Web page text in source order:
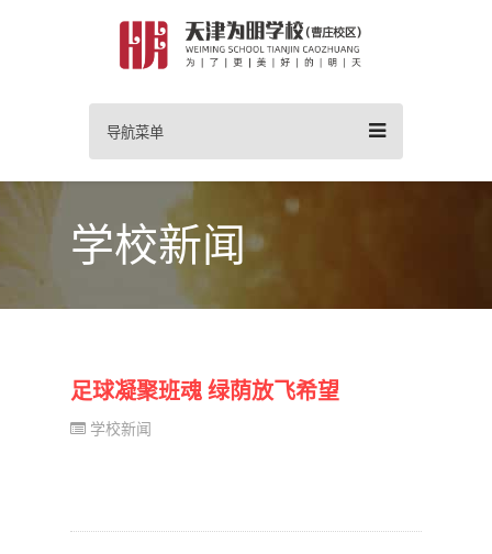
导航菜单
学校新闻
足球凝聚班魂 绿荫放飞希望
学校新闻